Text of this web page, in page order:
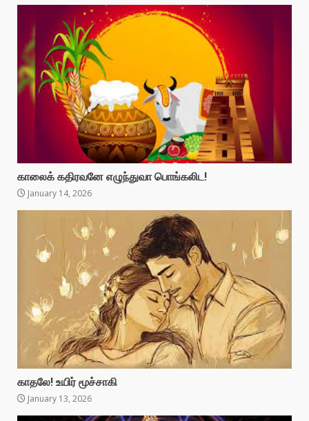
காலைக் கதிரவனே எழுந்துவா பொங்கலிட!
January 14, 2026
காதலே! உயிர் மூச்சாகி
January 13, 2026